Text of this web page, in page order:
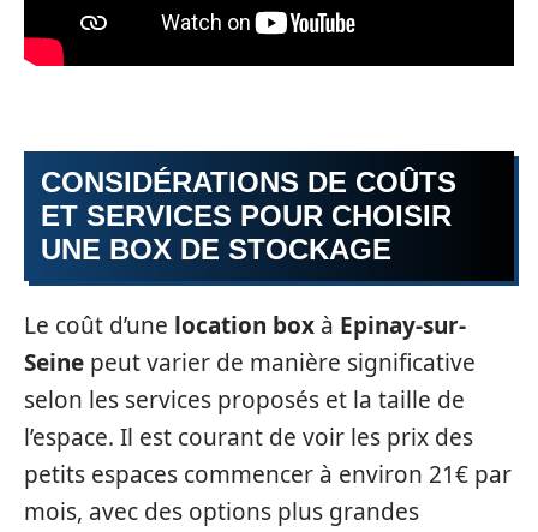
CONSIDÉRATIONS DE COÛTS
ET SERVICES POUR CHOISIR
UNE BOX DE STOCKAGE
Le coût d’une location box à Epinay-sur-
Seine peut varier de manière significative
selon les services proposés et la taille de
l’espace. Il est courant de voir les prix des
petits espaces commencer à environ 21€ par
mois, avec des options plus grandes